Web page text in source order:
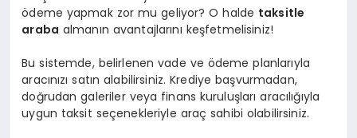
ödeme yapmak zor mu geliyor? O halde taksitle
araba almanın avantajlarını keşfetmelisiniz!
Bu sistemde, belirlenen vade ve ödeme planlarıyla
aracınızı satın alabilirsiniz. Krediye başvurmadan,
doğrudan galeriler veya finans kuruluşları aracılığıyla
uygun taksit seçenekleriyle araç sahibi olabilirsiniz.